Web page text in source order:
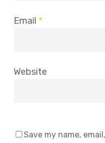
Email *
Website
Save my name,